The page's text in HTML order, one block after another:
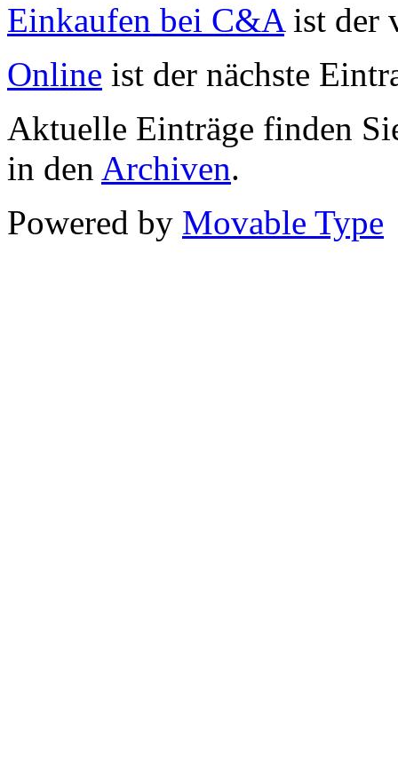
Einkaufen bei C&Aist der
Online ist der nächste
Aktuelle Einträge finden
in den Archiven.
Powered by Movable Type